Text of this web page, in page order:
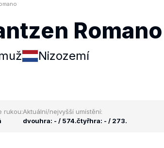
Romano
Nizozemí
rukou:Aktuální/nejvyšší umístění:
dvouhra: - / 574.čtyřhra: - / 273.